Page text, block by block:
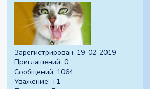
Зарегистрирован: 19-02-2019
Приглашений: 0
Сообщений: 1064
Уважение: +1